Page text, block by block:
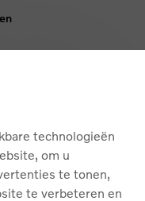
technologieën
om u
te tonen,
te verbeteren en